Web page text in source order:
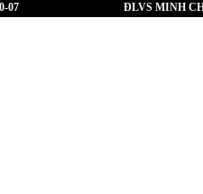
07 ĐLVS MINH